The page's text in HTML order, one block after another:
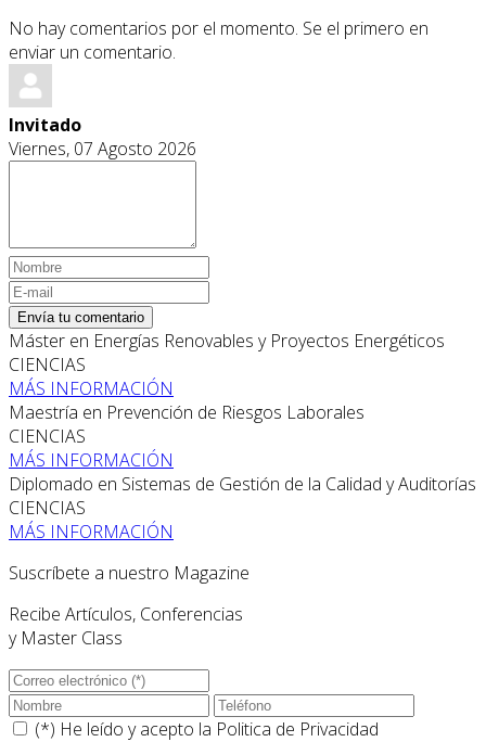
No hay comentarios por el momento. Se el primero en
enviar un comentario.
Invitado
Viernes, 07 Agosto 2026
Envía tu comentario
Máster en Energías Renovables y Proyectos Energéticos
CIENCIAS
MÁS INFORMACIÓN
Maestría en Prevención de Riesgos Laborales
CIENCIAS
MÁS INFORMACIÓN
Diplomado en Sistemas de Gestión de la Calidad y Auditorías
CIENCIAS
MÁS INFORMACIÓN
Suscríbete a nuestro Magazine
Recibe Artículos, Conferencias
y Master Class
(*) He leído y acepto la Politica de Privacidad